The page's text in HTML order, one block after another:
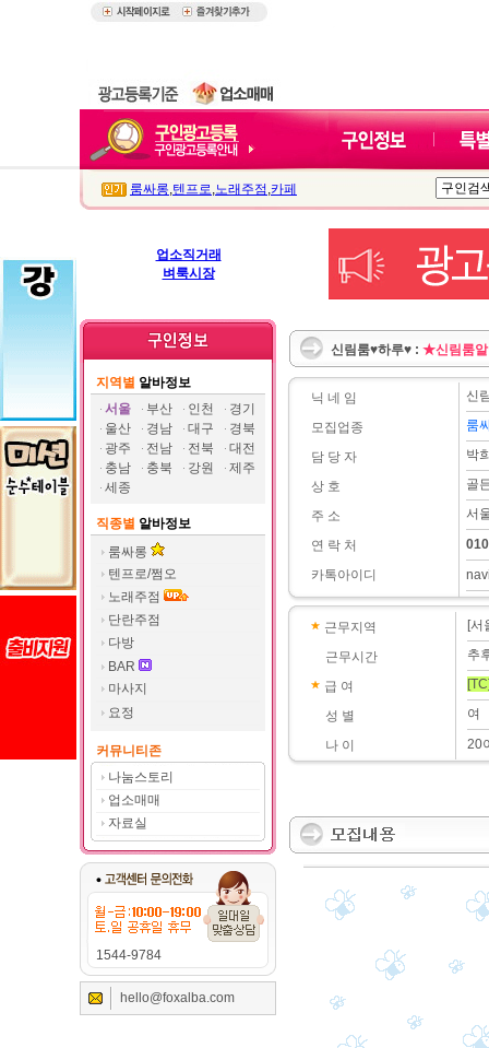
룸싸롱,텐프로,노래주점 ,카페
업소직거래
벼룩시장
지역별 알바정보
서울
부산 인천
경기
울산
경남 대구
경북
광주
전남 전북
대전
충남
충북 강원
제주
세종
직종별 알바정보
룸싸롱
텐프로/쩜오
노래주점
단란주점
다방
BAR
마사지
요정
커뮤니티존
나눔스토리
업소매매
자료실
1544-9784
hello@foxalba.com
신림룸♥하루♥ : ★신림룸
닉 네 임
모집업종
담 당 자
상 호
주 소
연 락 처
카톡아이디
신
룸
박
골
서
근무지역
근무시간
급 여
성 별
나 이
[서
추
여
20